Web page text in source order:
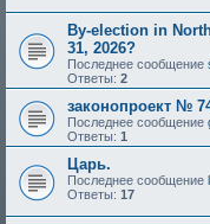
By-election in
31, 2026?
Последнее сообщение
Ответы: 2
законопроект №
Последнее сообщение
Ответы: 1
Царь.
Последнее сообщение
Ответы: 17